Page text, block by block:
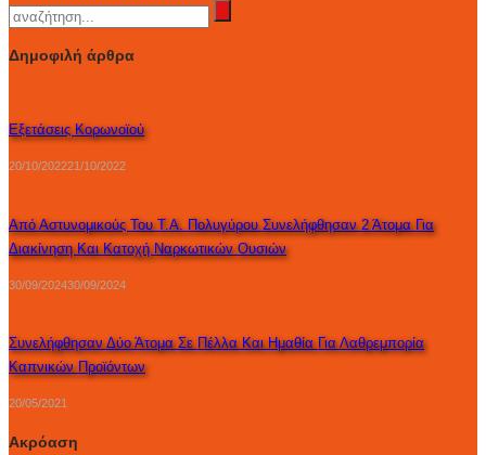
Δημοφιλή άρθρα
Εξετάσεις Κορωνοϊού
20/10/202221/10/2022
Από Αστυνομικούς Του Τ.Α. Πολυγύρου Συνελήφθησαν 2 Άτομα Για
Διακίνηση Και Κατοχή Ναρκωτικών Ουσιών
30/09/202430/09/2024
Συνελήφθησαν Δύο Άτομα Σε Πέλλα Και Ημαθία Για Λαθρεμπορία
Καπνικών Προϊόντων
20/05/2021
Ακρόαση